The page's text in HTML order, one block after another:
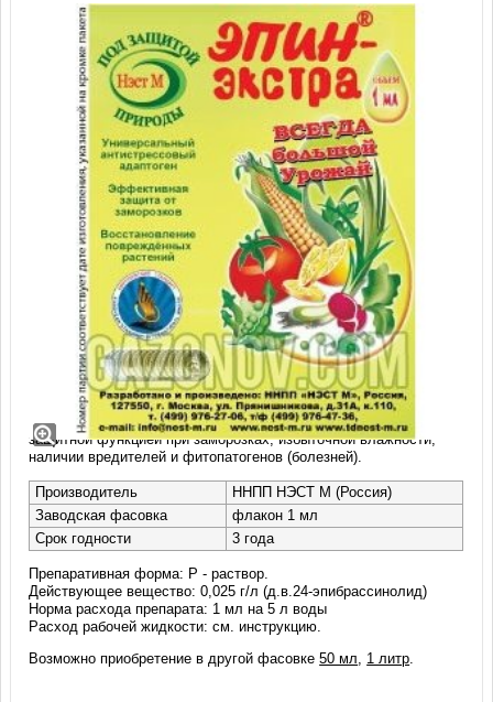
Регулятор роста и развития растений
Эпин-Экстра, раствор (1 мл)
Регулятор природного происхождения с ярко выраженной
защитной функцией при заморозках, избыточной влажности,
наличии вредителей и фитопатогенов (болезней).
Производитель
ННПП НЭСТ М (Россия)
Заводская фасовка
флакон 1 мл
Срок годности
3 года
Препаративная форма: Р - раствор.
Действующее вещество: 0,025 г/л (д.в.24-эпибрассинолид)
Норма расхода препарата: 1 мл на 5 л воды
Расход рабочей жидкости: см. инструкцию.
Возможно приобретение в другой фасовке50 мл 1 литр